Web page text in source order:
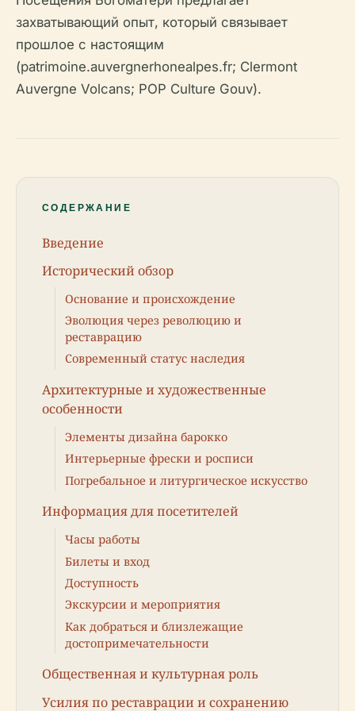
захватывающий опыт, который связывает
прошлое с настоящим
(patrimoine.auvergnerhonealpes.fr; Clermont
Auvergne Volcans; POP Culture Gouv).
СОДЕРЖАНИЕ
Введение
Исторический обзор
Основание и происхождение
Эволюция через революцию и
реставрацию
Современный статус наследия
Архитектурные и художественные
особенности
Элементы дизайна барокко
Интерьерные фрески и росписи
Погребальное и литургическое искусство
Информация для посетителей
Часы работы
Билеты и вход
Доступность
Экскурсии и мероприятия
Как добраться и близлежащие
достопримечательности
Общественная и культурная роль
Усилия по реставрации и сохранению